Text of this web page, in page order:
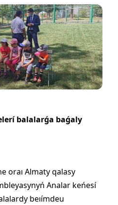
balalarǵa baǵaly
oraı Almaty qalasy
Analar keńesí
beıímdeu